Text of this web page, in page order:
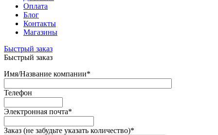
Оплата
Блог
Контакты
Магазины
Быстрый заказ
Быстрый заказ
Имя/Название компании*
Телефон
Электронная почта*
Заказ (не забудьте указать количество)*